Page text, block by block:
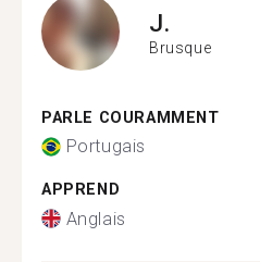
J.
Brusque
PARLE COURAMMENT
Portugais
APPREND
Anglais